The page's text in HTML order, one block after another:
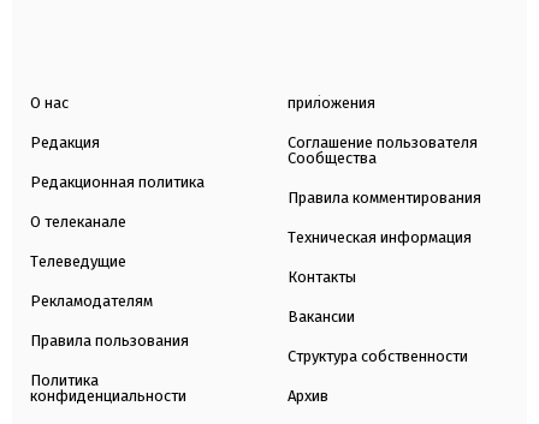
О нас
Редакция
Редакционная политика
О телеканале
Телеведущие
Рекламодателям
Правила пользования
Политика
конфиденциальности
приложения
Соглашение пользователя
Сообщества
Правила комментирования
Техническая информация
Контакты
Вакансии
Структура собственности
Архив